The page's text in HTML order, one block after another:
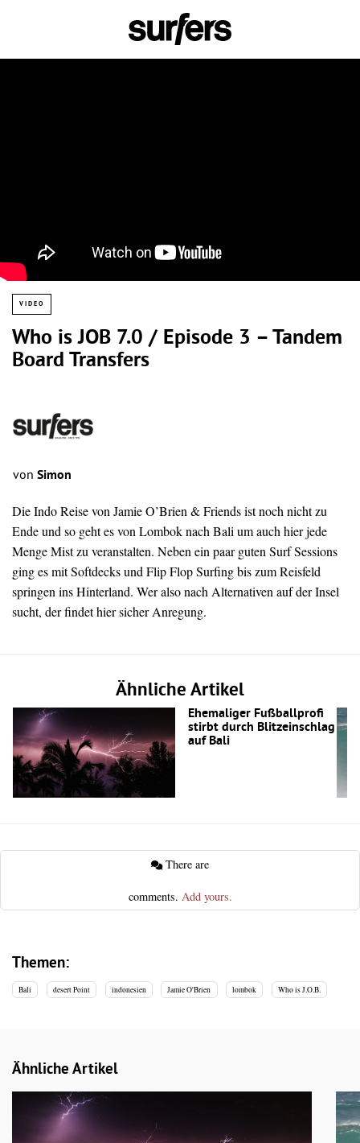
VIDEO
Who is JOB 7.0 / Episode 3 – Tandem
Board Transfers
von Simon
Die Indo Reise von Jamie O’Brien & Friends ist noch nicht zu
Ende und so geht es von Lombok nach Bali um auch hier jede
Menge Mist zu veranstalten. Neben ein paar guten Surf Sessions
ging es mit Softdecks und Flip Flop Surfing bis zum Reisfeld
springen ins Hinterland. Wer also nach Alternativen auf der Insel
sucht, der findet hier sicher Anregung.
Ähnliche Artikel
Ehemaliger Fußballprofi
stirbt durch Blitzeinschlag
auf Bali
comments. Add yours.
Themen:
Bali desert Point indonesien Jamie O'Brien lombok Who is J.O.B.
Ähnliche Artikel